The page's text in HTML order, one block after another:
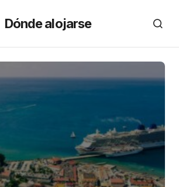
Dónde alojarse